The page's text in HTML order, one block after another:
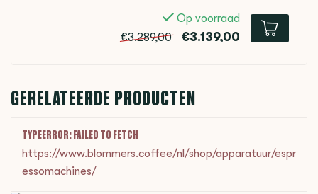
Op voorraad
€3.289,00
€3.139,00
GERELATEERDE PRODUCTEN
TYPEERROR: FAILED TO FETCH
https://www.blommers.coffee/nl/shop/apparatuur/espr
essomachines/